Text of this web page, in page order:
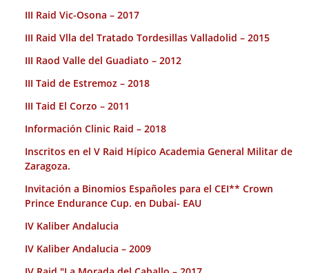
III Raid Vic-Osona – 2017
III Raid Vlla del Tratado Tordesillas Valladolid – 2015
III Raod Valle del Guadiato – 2012
III Taid de Estremoz – 2018
III Taid El Corzo – 2011
Información Clinic Raid – 2018
Inscritos en el V Raid Hípico Academia General Militar de
Zaragoza.
Invitación a Binomios Españoles para el CEI** Crown
Prince Endurance Cup. en Dubai- EAU
IV Kaliber Andalucia
IV Kaliber Andalucia – 2009